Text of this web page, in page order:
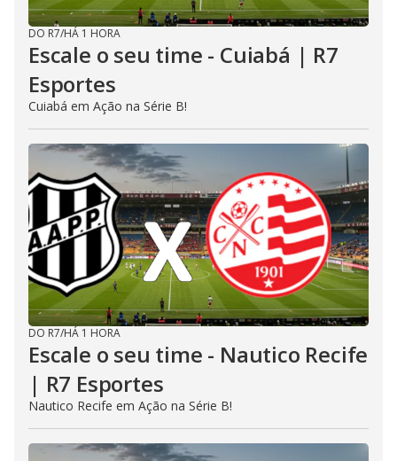
DO R7/HÁ 1 HORA
Escale o seu time - Cuiabá | R7
Esportes
Cuiabá em Ação na Série B!
DO R7/HÁ 1 HORA
Escale o seu time - Nautico Recife
| R7 Esportes
Nautico Recife em Ação na Série B!